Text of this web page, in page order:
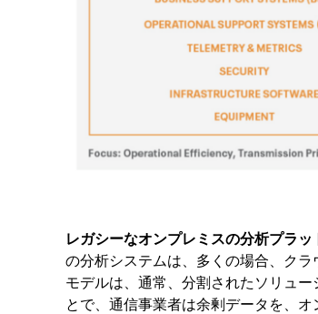
レガシーなオンプレミスの分析プラ
の分析システムは、多くの場合、ク
モデルは、通常、分割されたソリュ
とで、通信事業者は余剰データを、